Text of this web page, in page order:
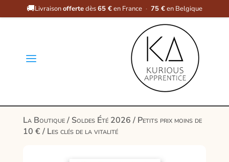
🚚Livraisonoffertedès65 €en France · 75 €en Belgique
a
La Boutique/ Soldes Été 2026/ Petits prix moins de
10 €/ Les clés de la vitalité